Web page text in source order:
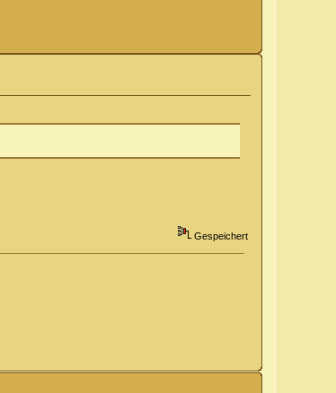
Gespeichert